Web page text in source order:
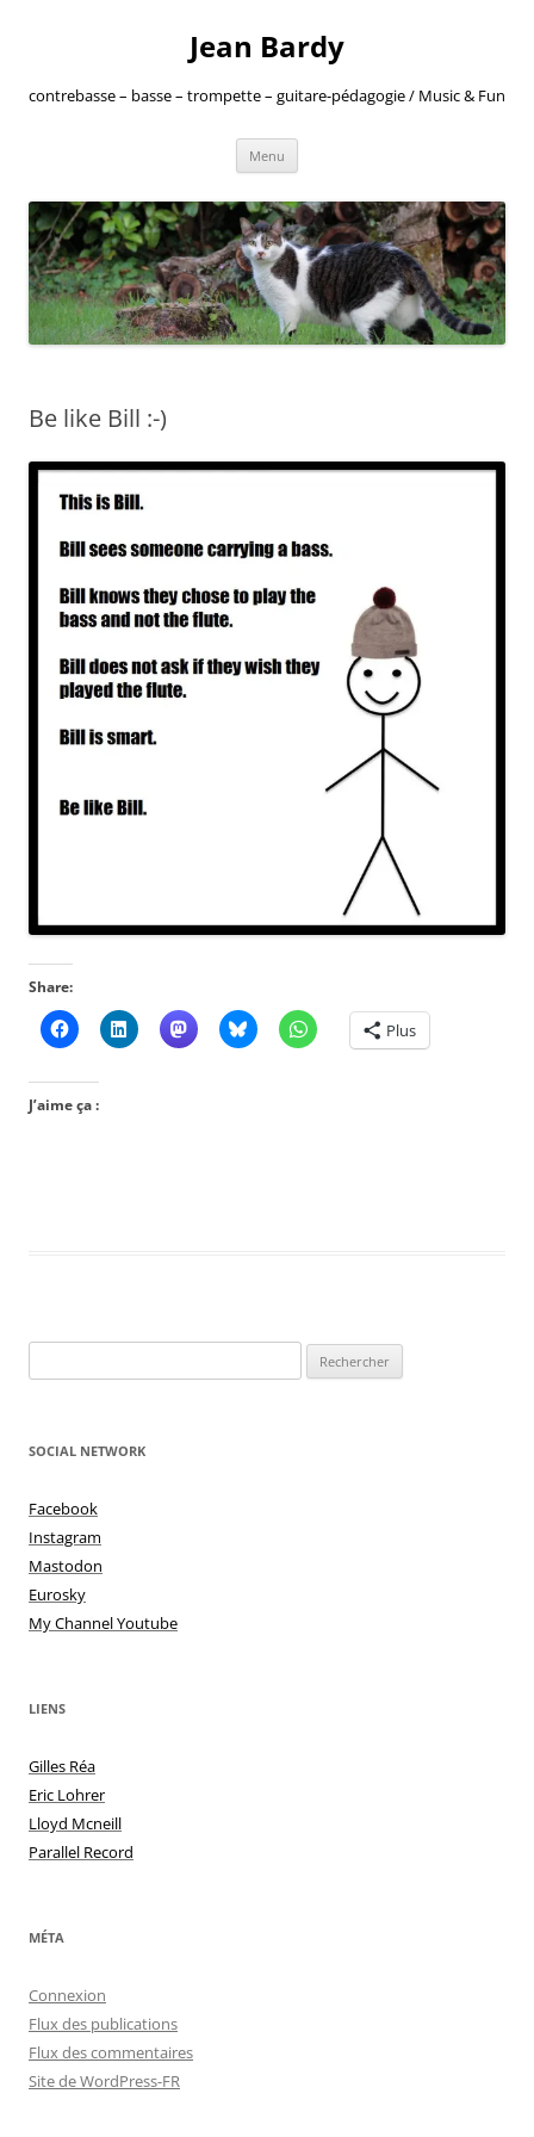
Jean Bardy
contrebasse – basse – trompette – guitare-pédagogie / Music & Fun
Menu
Be like Bill :-)
Share:
Plus
J’aime ça :
SOCIAL NETWORK
Facebook
Instagram
Mastodon
Eurosky
My Channel Youtube
LIENS
Gilles Réa
Eric Lohrer
Lloyd Mcneill
Parallel Record
MÉTA
Connexion
Flux des publications
Flux des commentaires
Site de WordPress-FR